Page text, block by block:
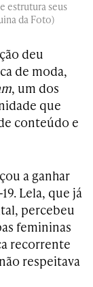
estrutura seus
da Foto)
deu
de moda,
, um dos
que
conteúdo e
a ganhar
Lela, que já
percebeu
femininas
recorrente
respeitava